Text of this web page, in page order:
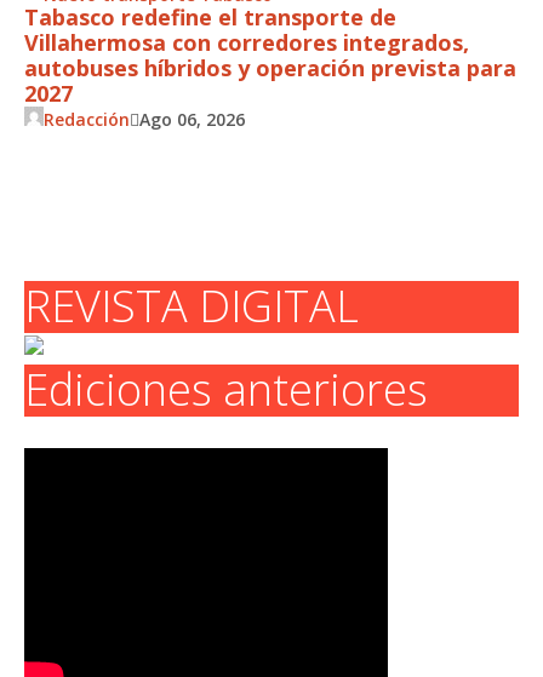
Tabasco redefine el transporte de
Villahermosa con corredores integrados,
autobuses híbridos y operación prevista para
2027
Redacción Ago 06, 2026
REVISTA DIGITAL
Ediciones anteriores